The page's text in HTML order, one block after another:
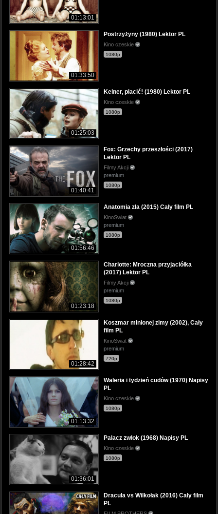
01:13:01
01:33:50
Postrzyżyny (1980) Lektor PL
Kino czeskie
1080p
01:25:03
Kelner, płacić! (1980) Lektor PL
Kino czeskie
1080p
01:40:41
Fox: Grzechy przeszłości (2017)
Lektor PL
Filmy Akcji
premium
1080p
01:56:46
Anatomia zła (2015) Cały film PL
KinoSwiat
premium
1080p
01:23:18
Charlotte: Mroczna przyjaciółka
(2017) Lektor PL
Filmy Akcji
premium
1080p
01:28:42
Koszmar minionej zimy (2002), Cały
film PL
KinoSwiat
premium
720p
01:13:32
Waleria i tydzień cudów (1970) Napisy
PL
Kino czeskie
1080p
01:36:01
Palacz zwłok (1968) Napisy PL
Kino czeskie
1080p
Dracula vs Wilkołak (2016) Cały film
PL